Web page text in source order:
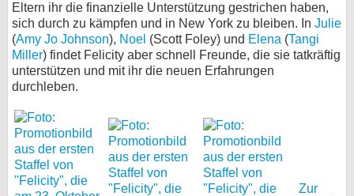
Eltern ihr die finanzielle Unterstützung gestrichen haben,
sich durch zu kämpfen und in New York zu bleiben. In Julie
(Amy Jo Johnson), Noel (Scott Foley) und Elena (Tangi
Miller) findet Felicity aber schnell Freunde, die sie tatkräftig
unterstützen und mit ihr die neuen Erfahrungen
durchleben.
Zur